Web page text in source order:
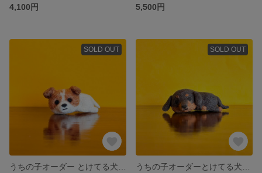
4,100円
5,500円
SOLD OUT SOLD OUT